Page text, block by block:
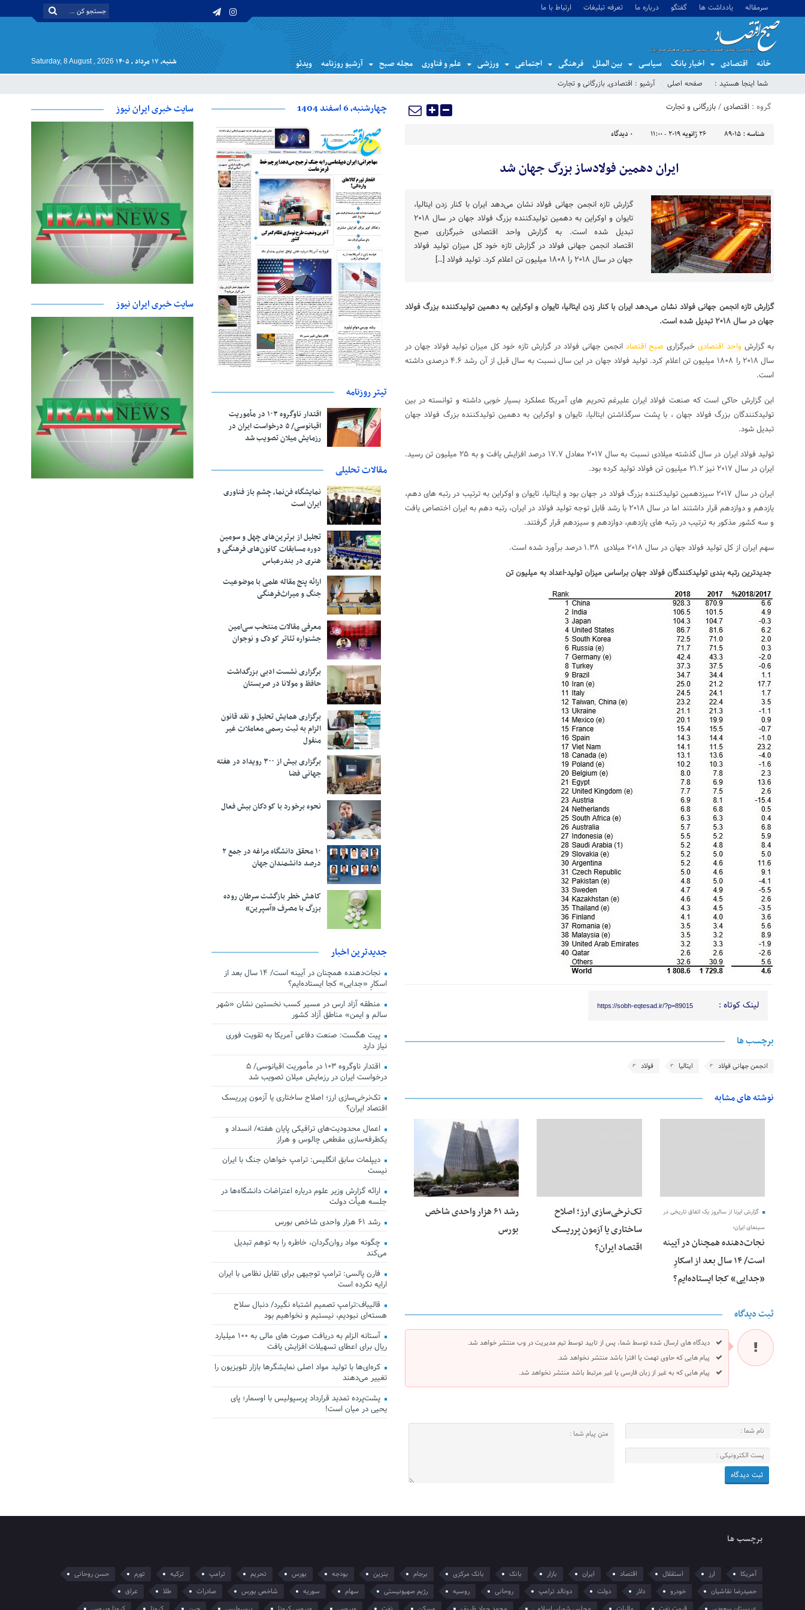
سرمقاله یادداشت ها گفتگو درباره ما تعرفه تبلیغات ارتباط با ما
خانه اقتصادی اخبار بانک سیاسی بین الملل فرهنگی اجتماعی ورزشی علم و فناوری مجله صبح آرشیو روزنامه ویدئو شنبه, ۱۷ مرداد , ۱۴۰۵ Saturday, 8 August , 2026
شما اینجا هستید : صفحه اصلی آرشیو : اقتصادی, بازرگانی و تجارت
گروه : اقتصادی/بازرگانی و تجارت
شناسه : 89015 26 ژانویه 2019 - 11:00 0 دیدگاه
ایران دهمین فولادساز بزرگ جهان شد
گزارش تازه انجمن جهانی فولاد نشان می‌دهد ایران با کنار زدن ایتالیا،
تایوان و اوکراین به دهمین تولیدکننده بزرگ فولاد جهان در سال ۲۰۱۸
تبدیل شده است. به گزارش واحد اقتصادی خبرگزاری صبح
اقتصاد انجمن جهانی فولاد در گزارش تازه خود کل میزان تولید فولاد
جهان در سال ۲۰۱۸ را ۱۸۰۸ میلیون تن اعلام کرد. تولید فولاد […]
گزارش تازه انجمن جهانی فولاد نشان می‌دهد ایران با کنار زدن ایتالیا، تایوان و اوکراین به دهمین تولیدکننده بزرگ فولاد
جهان در سال ۲۰۱۸ تبدیل شده است.
به گزارش واحد اقتصادیخبرگزاری صبح اقتصاد انجمن جهانی فولاد در گزارش تازه خود کل میزان تولید فولاد جهان در
سال ۲۰۱۸ را ۱۸۰۸ میلیون تن اعلام کرد. تولید فولاد جهان در این سال نسبت به سال قبل از آن رشد ۴.۶ درصدی داشته
است.
این گزارش حاکی است که صنعت فولاد ایران علیرغم تحریم های آمریکا عملکرد بسیار خوبی داشته و توانسته در بین
تولیدکنندگان بزرگ فولاد جهان ، با پشت سرگذاشتن ایتالیا، تایوان و اوکراین به دهمین تولیدکننده بزرگ فولاد جهان
تبدیل شود.
تولید فولاد ایران در سال گذشته میلادی نسبت به سال ۲۰۱۷ معادل ۱۷.۷ درصد افزایش یافت و به ۲۵ میلیون تن رسید.
ایران در سال ۲۰۱۷ نیز ۲۱.۲ میلیون تن فولاد تولید کرده بود.
ایران در سال ۲۰۱۷ سیزدهمین تولیدکننده بزرگ فولاد در جهان بود و ایتالیا، تایوان و اوکراین به ترتیب در رتبه های دهم،
یازدهم و دوازدهم قرار داشتند اما در سال ۲۰۱۸ با رشد قابل توجه تولید فولاد در ایران، رتبه دهم به ایران اختصاص یافت
و سه کشور مذکور به ترتیب در رتبه های یازدهم، دوازدهم و سیزدهم قرار گرفتند.
سهم ایران از کل تولید فولاد جهان در سال ۲۰۱۸ میلادی ۱.۳۸ درصد برآورد شده است.
جدیدترین رتبه بندی تولیدکنندگان فولاد جهان براساس میزان تولید-اعداد به میلیون تن
لینک کوتاه : https://sobh-eqtesad.ir/?p=89015
برچسب ها
انجمن جهانی فولاد ایتالیا فولاد
نوشته های مشابه
گزارش ایرنا از سالروز یک اتفاق تاریخی در
سینمای ایران؛
نجات‌دهنده‌ همچنان در آیینه
است/ ۱۴ سال بعد از اسکارِ
«جدایی» کجا ایستاده‌ایم؟
تک‌نرخی‌سازی ارز؛ اصلاح
ساختاری یا آزمون پرریسک
اقتصاد ایران؟
رشد ۶۱ هزار واحدی شاخص
بورس
ثبت دیدگاه
دیدگاه های ارسال شده توسط شما، پس از تایید توسط تیم مدیریت در وب منتشر خواهد شد.
پیام هایی که حاوی تهمت یا افترا باشد منتشر نخواهد شد.
پیام هایی که به غیر از زبان فارسی یا غیر مرتبط باشد منتشر نخواهد شد.
چهارشنبه، 6 اسفند 1404
تیتر روزنامه
اقتدار ناوگروه ۱۰۳ در مأموریت‌
اقیانوسی/ ۵ درخواست ایران در
رزمایش میلان تصویب شد
مقالات تحلیلی
نمایشگاه فن‌نما، چشم باز فناوری
ایران است
تجلیل از بر‌ترین‌های چهل و سومین
دوره مسابقات کانون‌های فرهنگی و
هنری در بندرعباس
ارائه پنج مقاله علمی با موضوعیت
جنگ و میراث‌فرهنگی
معرفی مقالات منتخب سی‌امین
جشنواره تئاتر کودک و نوجوان
برگزاری نشست ادبی بزرگداشت
حافظ و مولانا در صربستان
برگزاری همایش تحلیل و نقد قانون
الزام به ثبت رسمی معاملات غیر
منقول
برگزاری بیش از ۳۰۰ رویداد در هفته
جهانی فضا
نحوه برخورد با کودکان بیش فعال
۱۰ محقق دانشگاه مراغه در جمع ۲
درصد دانشمندان جهان
کاهش خطر بازگشت سرطان روده
بزرگ با مصرف «آسپرین»
جدیدترین اخبار
نجات‌دهنده‌ همچنان در آیینه است/ ۱۴ سال بعد از
اسکارِ «جدایی» کجا ایستاده‌ایم؟
منطقه آزاد ارس در مسیر کسب نخستین نشان «شهر
سالم و ایمن» مناطق آزاد کشور
پیت هگست: صنعت دفاعی آمریکا به تقویت فوری
نیاز دارد
اقتدار ناوگروه ۱۰۳ در مأموریت‌ اقیانوسی/ ۵
درخواست ایران در رزمایش میلان تصویب شد
تک‌نرخی‌سازی ارز؛ اصلاح ساختاری یا آزمون پرریسک
اقتصاد ایران؟
اعمال محدودیت‌های ترافیکی پایان هفته/ انسداد و
یکطرفه‌سازی مقطعی چالوس و هراز
دیپلمات سابق انگلیس:‌ ترامپ خواهان جنگ با ایران
نیست
ارائه گزارش وزیر علوم درباره اعتراضات دانشگاه‌ها در
جلسه هیأت دولت
رشد ۶۱ هزار واحدی شاخص بورس
چگونه مواد روان‌گردان، خاطره را به توهم تبدیل
می‌کند
فارن پالسی: ترامپ توجیهی برای تقابل نظامی با ایران
ارایه نکرده است
قالیباف:ترامپ تصمیم اشتباه نگیرد/ دنبال سلاح
هسته‌ای نبودیم، نیستیم و نخواهیم بود
آستانه الزام به دریافت صورت های مالی به ۱۰۰ میلیارد
ریال برای اعطای تسهیلات افزایش یافت
کره‌ای‌ها با تولید مواد اصلی نمایشگرها بازار تلویزیون را
تغییر می‌دهند
پشت‌پرده تمدید قرارداد پرسپولیس با اوسمار؛ پای
یحیی در میان است!
سایت خبری ایران نیوز
سایت خبری ایران نیوز
برچسب ها
آمریکا ارز استقلال اقتصاد ایران بازار بانک بانک مرکزی برجام بنزین بودجه بورس تحریم ترامپ ترکیه تورم
حسن روحانی
حمیدرضا نقاشیان
خودرو دلار دولت دونالد ترامپ روحانی روسیه رژیم صهیونیستی سهام سوریه شاخص بورس صادرات طلا
عراق